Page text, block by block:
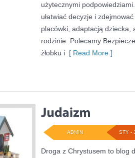
użytecznymi
ułatwiać decyzje i
placówki, adaptacją dziecka,
rodzinie. Polecamy
żłobku i [ Read More ]
STY -
ADMIN
Droga z Chrystusem to blog